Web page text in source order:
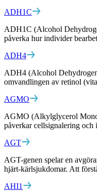
ADH1C
ADH1C (Alcohol
påverka hur individer
ADH4
ADH4 (Alcohol
omvandlingen av retinol
AGMO
AGMO (Alkylglycerol
påverkar cellsignalering
AGT
AGT-genen spelar en
hjärt-kärlsjukdomar. Att
AHI1